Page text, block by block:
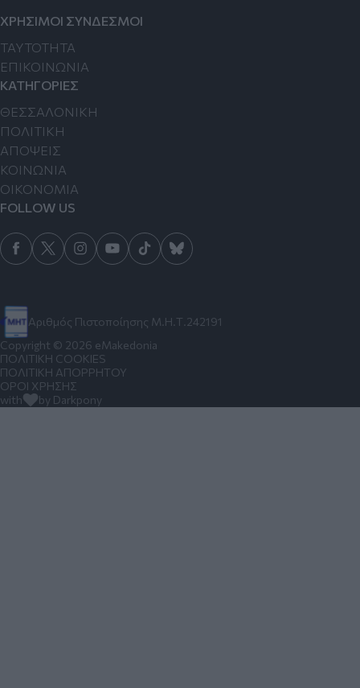
Αριθμός Πιστοποίησης Μ.Η.Τ.242191
ΧΡΗΣΙΜΟΙ ΣΥΝΔΕΣΜΟΙ
TAYTOTHTA
ΕΠΙΚΟΙΝΩΝΙΑ
ΚΑΤΗΓΟΡΙΕΣ
ΘΕΣΣΑΛΟΝΙΚΗ
ΠΟΛΙΤΙΚΗ
ΑΠΟΨΕΙΣ
ΚΟΙΝΩΝΙΑ
ΟΙΚΟΝΟΜΙΑ
FOLLOW US
Copyright © 2026 eMakedonia
ΠΟΛΙΤΙΚΗ COOKIES
ΠΟΛΙΤΙΚΗ ΑΠΟΡΡΗΤΟΥ
ΟΡΟΙ ΧΡΗΣΗΣ
with
by Darkpony